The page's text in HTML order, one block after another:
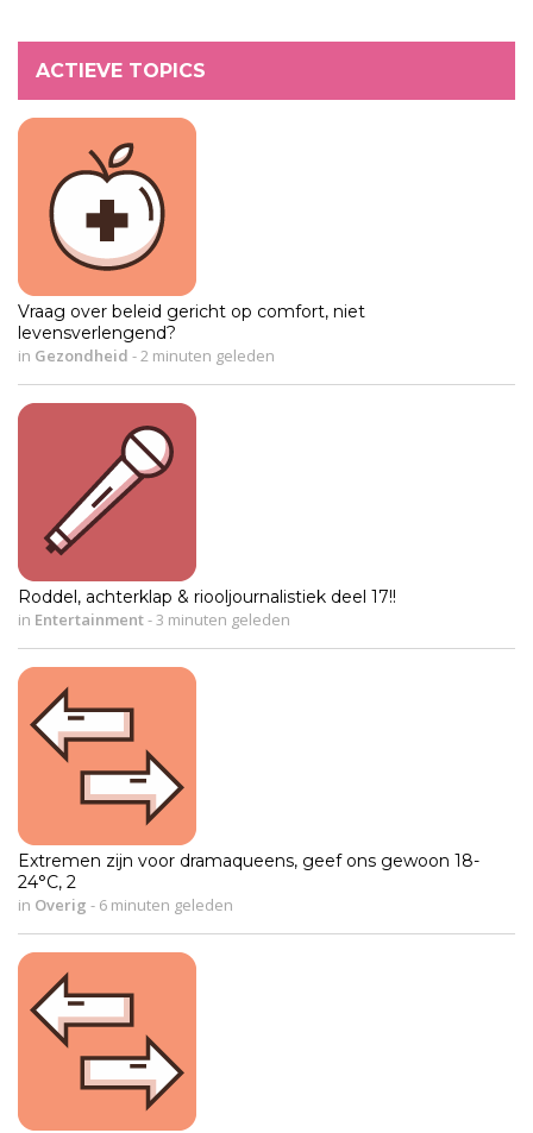
ACTIEVE TOPICS
Vraag over beleid gericht op comfort, niet
levensverlengend?
in Gezondheid - 2 minuten geleden
Roddel, achterklap & riooljournalistiek deel 17!!
in Entertainment- 3 minuten geleden
Extremen zijn voor dramaqueens, geef ons gewoon 18-
24°C, 2
in Overig - 6 minuten geleden